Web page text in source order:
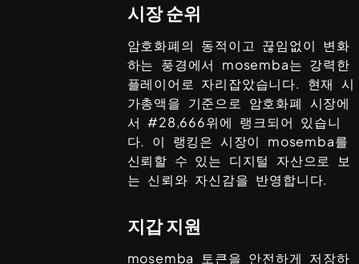
시장 순위
암호화폐의 동적이고 끊임없이 변화
하는 풍경에서 mosemba는 강력한
플레이어로 자리잡았습니다. 현재 시
가총액을 기준으로 암호화폐 시장에
서 #28,666위에 랭크되어 있습니
다. 이 랭킹은 시장이 mosemba를
신뢰할 수 있는 디지털 자산으로 보
는 신뢰와 자신감을 반영합니다.
지갑 지원
mosemba 토큰을 안전하게 저장하